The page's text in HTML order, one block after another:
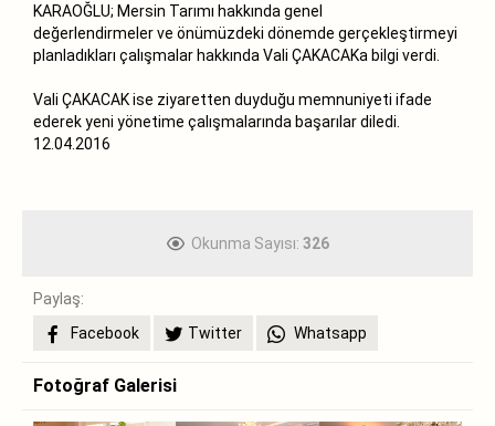
KARAOĞLU; Mersin Tarımı hakkında genel
değerlendirmeler ve önümüzdeki dönemde gerçekleştirmeyi
planladıkları çalışmalar hakkında Vali ÇAKACAKa bilgi verdi.
Vali ÇAKACAK ise ziyaretten duyduğu memnuniyeti ifade
ederek yeni yönetime çalışmalarında başarılar diledi.
12.04.2016
Okunma Sayısı: 326
Paylaş:
Facebook
Twitter Whatsapp
Fotoğraf Galerisi